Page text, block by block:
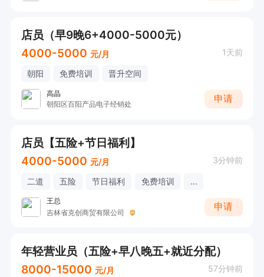
店员（早9晚6+4000-5000元）
4000-5000 元/月 1天前
朝阳 免费培训 晋升空间
高晶
朝阳区百阳产品电子经销处
申请
店员【五险+节日福利】
4000-5000 元/月 3分钟前
二道 五险 节日福利 免费培训 ...
王总
吉林省克创商贸有限公司
申请
年轻营业员（五险+早八晚五+就近分配）
8000-15000 元/月 57分钟前